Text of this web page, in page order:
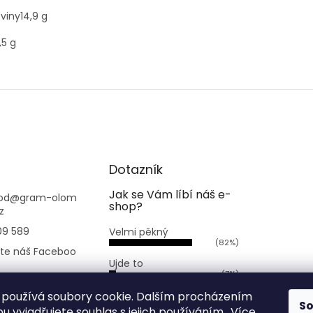
soubory cookie. Dalším procházením
14,9 g
g
@gram-olom
589
náš Faceboo
Dotazník
Jak se Vám líbí náš e-
shop?
Velmi pěkný
(82%)
Ujde to
(7%)
Nelíbí se mi
(11%)